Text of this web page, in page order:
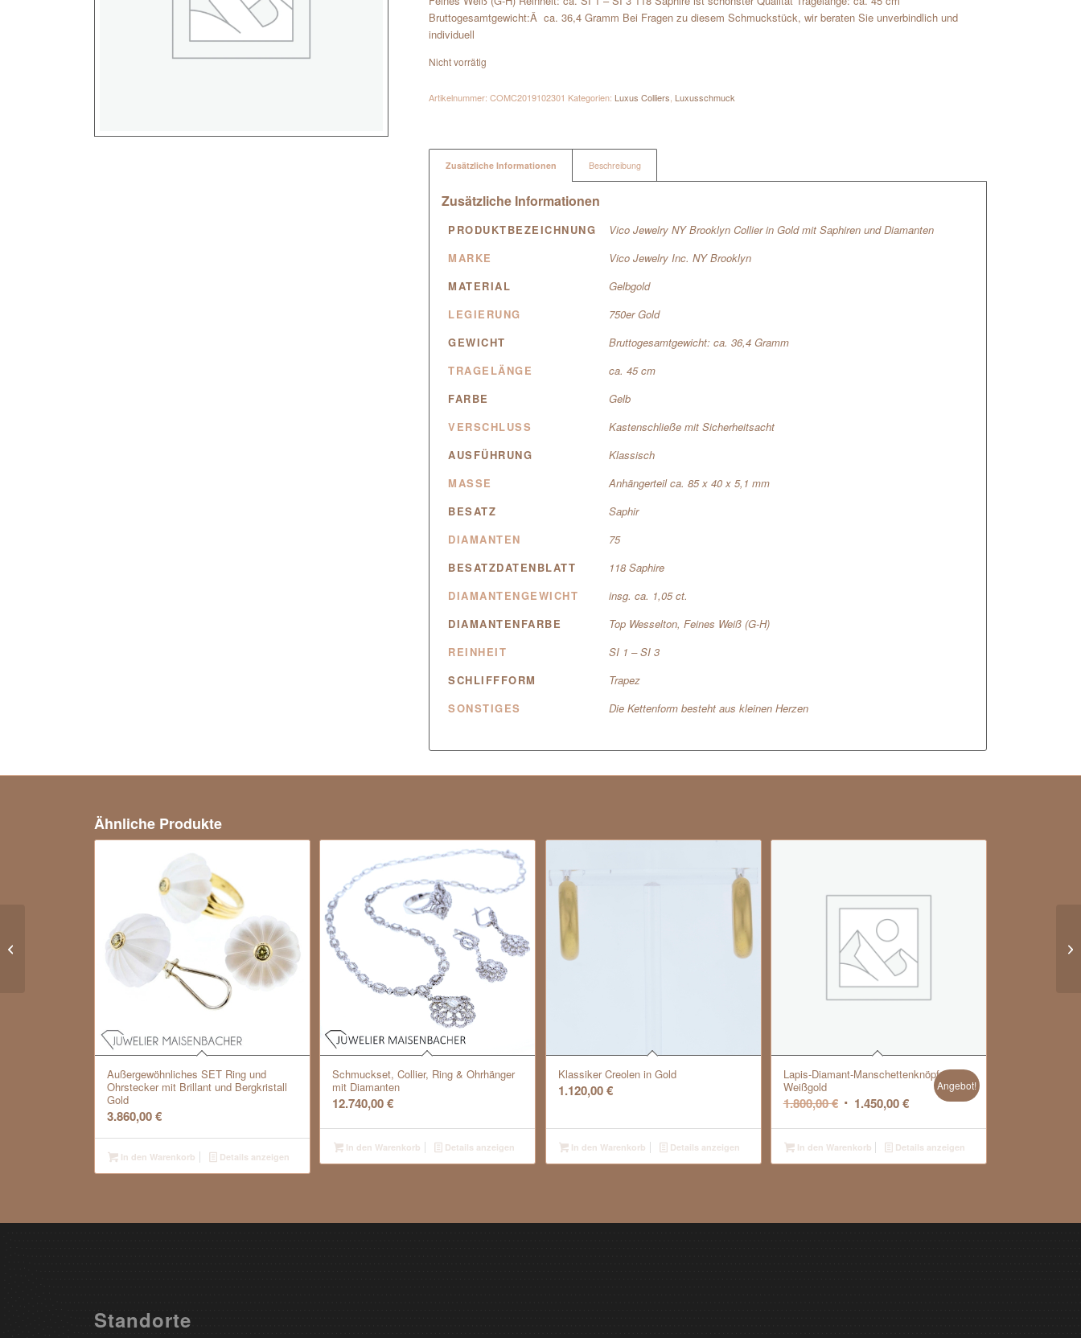
Bruttogesamtgewicht:Â ca. 36,4 Gramm Bei Fragen zu diesem Schmuckstück, wir beraten Sie unverbindlich und
individuell
Nicht vorrätig
Artikelnummer:COMC2019102301 Kategorien: Luxus Colliers Luxusschmuck
Zusätzliche Informationen Beschreibung
Zusätzliche Informationen
PRODUKTBEZEICHNUNG
Vico Jewelry NY Brooklyn Collier in Gold mit Saphiren und Diamanten
MARKE
Vico Jewelry Inc. NY Brooklyn
MATERIAL
Gelbgold
LEGIERUNG
750er Gold
GEWICHT
Bruttogesamtgewicht: ca. 36,4 Gramm
TRAGELÄNGE
ca. 45 cm
FARBE
Gelb
VERSCHLUSS
Kastenschließe mit Sicherheitsacht
AUSFÜHRUNG
Klassisch
MASSE
Anhängerteil ca. 85 x 40 x 5,1 mm
BESATZ
Saphir
DIAMANTEN
75
BESATZDATENBLATT
118 Saphire
DIAMANTENGEWICHT
insg. ca. 1,05 ct.
DIAMANTENFARBE
Top Wesselton, Feines Weiß (G-H)
REINHEIT
SI 1 – SI 3
SCHLIFFFORM
Trapez
SONSTIGES
Die Kettenform besteht aus kleinen Herzen
Ähnliche Produkte
Außergewöhnliches SET Ring und
Ohrstecker mit Brillant und Bergkristall
Gold
3.860,00€
In den Warenkorb Details anzeigen
Schmuckset, Collier, Ring & Ohrhänger
mit Diamanten
12.740,00€
In den Warenkorb Details anzeigen
Klassiker Creolen in Gold
1.120,00€
In den Warenkorb Details anzeigen
Lapis-Diamant-Manschettenknöpfe,
Weißgold
1.800,00€ Ursprünglicher
war:
1.800,00 €
1.450,00€Aktueller
ist:
1.450,00 €.
Angebot!
In den Warenkorb Details anzeigen
Standorte
UNOAERRE Collier mit Stäbchen und